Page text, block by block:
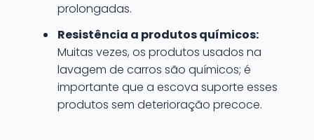
prolongadas.
Resistência a produtos químicos:
Muitas vezes, os produtos usados na
lavagem de carros são químicos; é
importante que a escova suporte esses
produtos sem deterioração precoce.